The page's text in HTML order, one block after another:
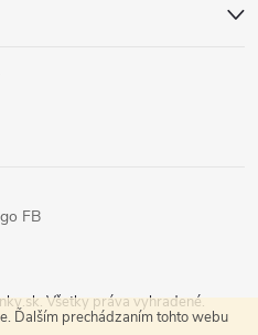
Ďalším prechádzaním tohto webu
FB
. Všetky práva vyhradené.